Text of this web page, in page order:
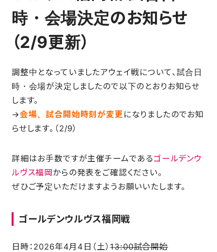
観戦ガイド
FAN CLUB
マイページはこちら
CSR
SCHOOL
PARTNERS
SHOP
時・会場決定のお知らせ
（2/9更新）
調整中となっていましたアウェイ戦について、試合日
時・会場が決定しましたので以下のとおりお知らせ
します。
→会場、試合開始時刻が変更 になりましたのでお知
らせします。（2/9）
詳細はお手数ですが主催チームであるゴールデンウ
ルヴス福岡からの発表をご確認ください。
ぜひご予定いただけますようお願いいたします。
ゴールデンウルヴス福岡戦
日時：2026年4月4日（土）13:00試合開始